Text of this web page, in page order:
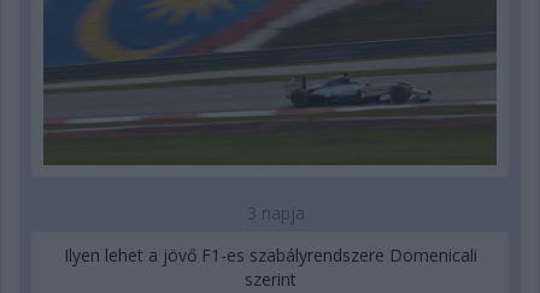
3 napja
Ilyen lehet a jövő F1-es szabályrendszere Domenicali
szerint